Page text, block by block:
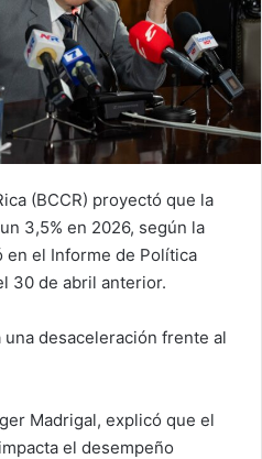
(BCCR) proyectó que la
3,5% en 2026, según la
el Informe de Política
30 de abril anterior.
desaceleración frente al
Madrigal, explicó que el
el desempeño